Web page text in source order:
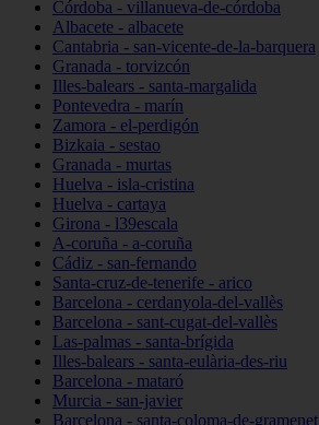
Córdoba - villanueva-de-córdoba
Albacete - albacete
Cantabria - san-vicente-de-la-barquera
Granada - torvizcón
Illes-balears - santa-margalida
Pontevedra - marín
Zamora - el-perdigón
Bizkaia - sestao
Granada - murtas
Huelva - isla-cristina
Huelva - cartaya
Girona - l39escala
A-coruña - a-coruña
Cádiz - san-fernando
Santa-cruz-de-tenerife - arico
Barcelona - cerdanyola-del-vallès
Barcelona - sant-cugat-del-vallès
Las-palmas - santa-brígida
Illes-balears - santa-eulària-des-riu
Barcelona - mataró
Murcia - san-javier
Barcelona - santa-coloma-de-gramenet